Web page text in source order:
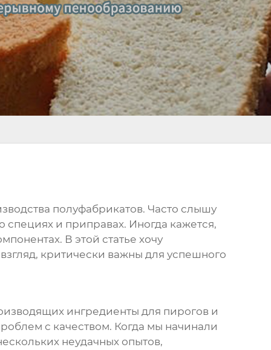
полуфабрикатов. Часто слышу
специях и приправах. Иногда кажется,
В этой статье хочу
критически важны для успешного
ингредиенты для пирогов и
с качеством. Когда мы начинали
неудачных опытов,